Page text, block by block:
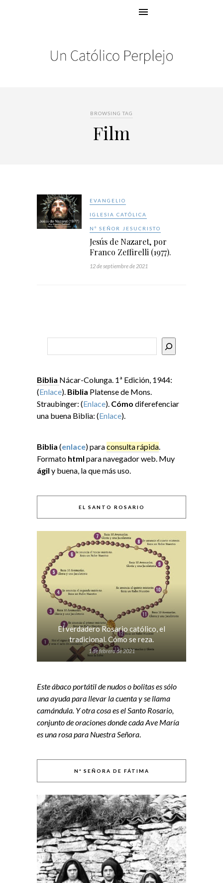
BROWSING TAG
Film
EVANGELIO
IGLESIA CATÓLICA
Nº SEÑOR JESUCRISTO
Jesús de Nazaret, por
Franco Zeffirelli (1977).
12 de septiembre de 2021
Biblia Nácar-Colunga. 1ª Edición, 1944:
(Enlace). Biblia Platense de Mons.
Straubinger: (Enlace). Cómo diferefenciar
una buena Biblia: (Enlace).
Biblia (enlace) paraconsulta rápida.
Formato html para navegador web. Muy
ágil y buena, la que más uso.
EL SANTO ROSARIO
El verdadero Rosario católico, el
tradicional. Cómo se reza.
1 de febrero de 2021
Este ábaco portátil de nudos o bolitas es sólo
una ayuda para llevar la cuenta y se llama
camándula. Y otra cosa es el Santo Rosario,
conjunto de oraciones donde cada Ave María
es una rosa para Nuestra Señora.
Nª SEÑORA DE FÁTIMA